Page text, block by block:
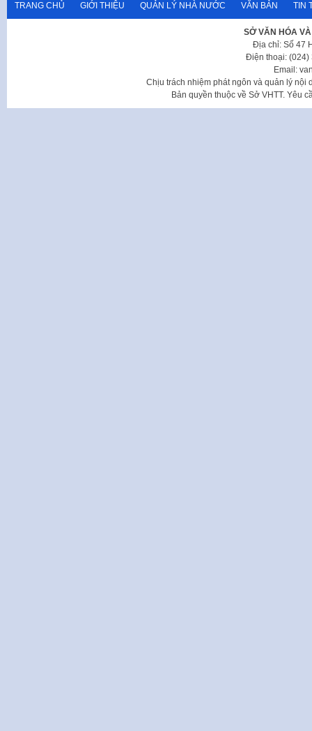
TRANG CHỦ GIỚI THIỆU QUẢN LÝ NHÀ NƯỚC VĂN BẢN TIN
SỞ VĂN HÓA
Địa chỉ: Số 47
Điện thoại: (024)
Email:
Chịu trách nhiệm phát ngôn và quản lý nội
Bản quyền thuộc về Sở VHTT. Yêu